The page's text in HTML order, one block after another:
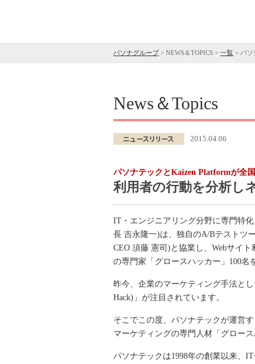
パソナグループ> NEWS＆TOPICS > 一覧 > パソ
News＆Topics
2015.04.06
パソナテックとKaizen Platformが全
利用者の行動を分析し
IT・エンジニアリング分野に専門特
長 吉永隆一)は、独自のA/Bテストツ
CEO 須藤 憲司)と協業し、Webサイ
の専門家「グロースハッカー」100名
昨今、企業のマーケティング手法と
Hack)」が注目されています。
そこでこの度、パソナテックが運営
マーケティングの専門人材「グロー
パソナテックは1998年の創業以来、